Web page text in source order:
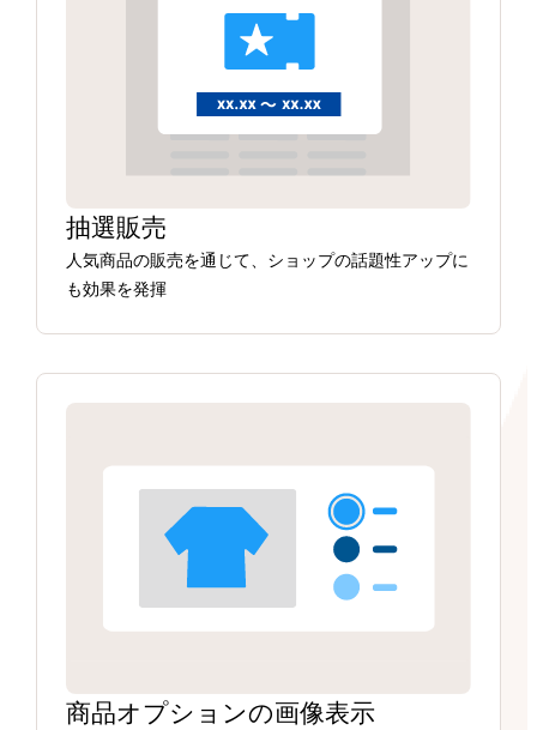
抽選販売
人気商品の販売を通じて、ショップの話題性アップに
も効果を発揮
商品オプションの画像表示